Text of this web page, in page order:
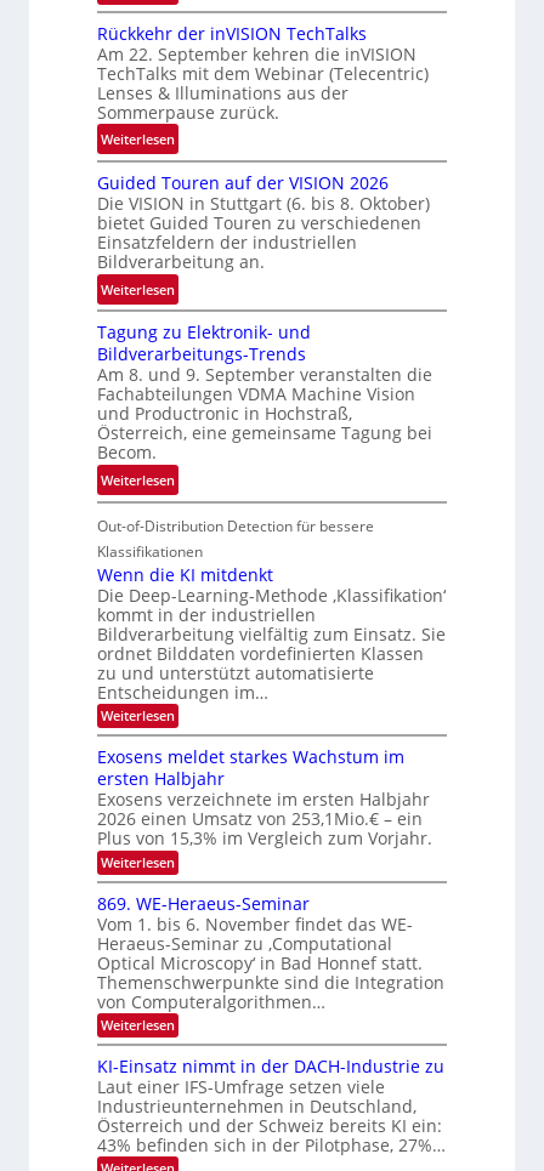
U
n
b
e
g
r
e
z
t
e
M
ö
g
l
i
c
h
k
i
t
e
Rückkehr der inVISION TechTalks
Am 22. September kehren die inVISION
TechTalks mit dem Webinar (Telecentric)
Lenses & Illuminations aus der
Sommerpause zurück.
Weiterlesen:
R
ü
c
k
k
e
h
d
e
r
i
n
V
I
S
I
O
N
T
e
c
h
T
a
l
k
s
Guided Touren auf der VISION 2026
Die VISION in Stuttgart (6. bis 8. Oktober)
bietet Guided Touren zu verschiedenen
Einsatzfeldern der industriellen
Bildverarbeitung an.
Weiterlesen:
G
u
i
d
e
d
o
u
r
a
u
f
d
e
r
V
S
I
O
N
2
0
2
6
Tagung zu Elektronik- und
Bildverarbeitungs-Trends
Am 8. und 9. September veranstalten die
Fachabteilungen VDMA Machine Vision
und Productronic in Hochstraß,
Österreich, eine gemeinsame Tagung bei
Becom.
Weiterlesen:
T
a
g
u
n
g
z
u
E
l
e
k
t
r
o
n
i
u
n
d
B
i
d
v
e
r
Out-of-Distribution Detection für bessere
Klassifikationen
Wenn die KI mitdenkt
Die Deep-Learning-Methode ‚Klassifikation‘
kommt in der industriellen
Bildverarbeitung vielfältig zum Einsatz. Sie
ordnet Bilddaten vordefinierten Klassen
zu und unterstützt automatisierte
Entscheidungen im…
Weiterlesen:
W
n
n
d
i
e
K
I
m
i
t
d
e
n
k
t
Exosens meldet starkes Wachstum im
ersten Halbjahr
Exosens verzeichnete im ersten Halbjahr
2026 einen Umsatz von 253,1Mio.€ – ein
Plus von 15,3% im Vergleich zum Vorjahr.
Weiterlesen:
E
x
o
s
e
n
s
m
e
l
d
e
t
s
t
a
r
k
869. WE-Heraeus-Seminar
Vom 1. bis 6. November findet das WE-
Heraeus-Seminar zu ‚Computational
Optical Microscopy‘ in Bad Honnef statt.
Themenschwerpunkte sind die Integration
von Computeralgorithmen…
Weiterlesen:
8
9
.
W
E
-
H
KI-Einsatz nimmt in der DACH-Industrie zu
Laut einer IFS-Umfrage setzen viele
Industrieunternehmen in Deutschland,
Österreich und der Schweiz bereits KI ein:
43% befinden sich in der Pilotphase, 27%…
: